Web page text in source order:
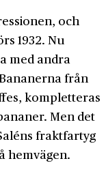
och
1932. Nu
med andra
från
kompletteras
Men det
frakt­fartyg
hem­vägen.